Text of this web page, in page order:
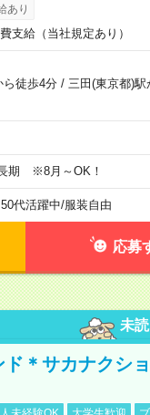
あり
支給（当社規定あり）
ら徒歩4分/ 三田(東京都)
長期 ※8月～OK！
代活躍中/服装自由
応募
未読
＊サカナクシ